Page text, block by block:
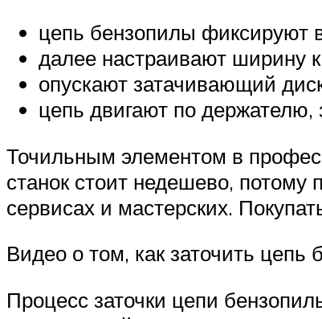
цепь бензопилы фиксируют
далее настраивают ширину
опускают затачивающий
цепь двигают по
Точильным элементом в
станок стоит недешево, потому
сервисах и мастерских.
Видео о том, как заточить цепь
Процесс заточки цепи